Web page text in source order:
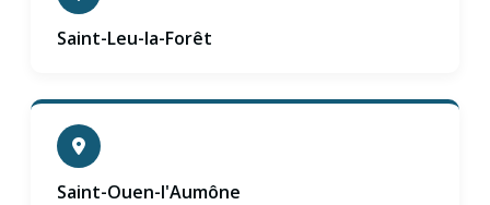
Saint-Leu-la-Forêt
Saint-Ouen-l'Aumône